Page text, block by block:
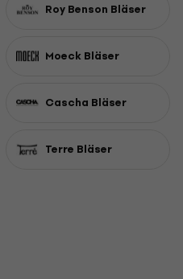
Roy Benson Bläser
Moeck Bläser
Cascha Bläser
Terre Bläser